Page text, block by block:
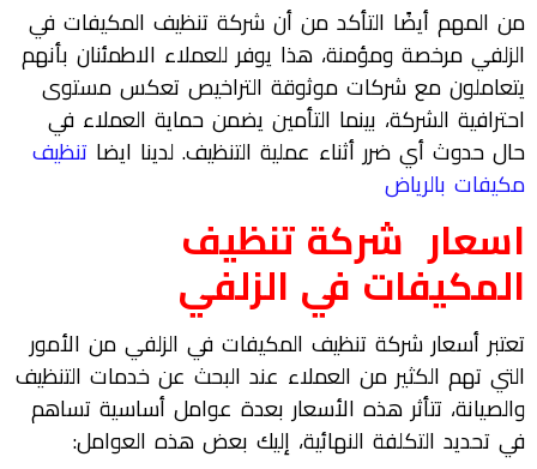
من المهم أيضًا التأكد من أن شركة تنظيف المكيفات في
الزلفي مرخصة ومؤمنة، هذا يوفر للعملاء الاطمئنان بأنهم
يتعاملون مع شركات موثوقة التراخيص تعكس مستوى
احترافية الشركة، بينما التأمين يضمن حماية العملاء في
حال حدوث أي ضرر أثناء عملية التنظيف. لدينا ايضا تنظيف
مكيفات بالرياض
اسعار شركة تنظيف
المكيفات في الزلفي
تعتبر أسعار شركة تنظيف المكيفات في الزلفي من الأمور
التي تهم الكثير من العملاء عند البحث عن خدمات التنظيف
والصيانة، تتأثر هذه الأسعار بعدة عوامل أساسية تساهم
في تحديد التكلفة النهائية، إليك بعض هذه العوامل: